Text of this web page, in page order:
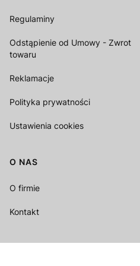
Regulaminy
Odstąpienie od Umowy - Zwrot
towaru
Reklamacje
Polityka prywatności
Ustawienia cookies
O NAS
O firmie
Kontakt